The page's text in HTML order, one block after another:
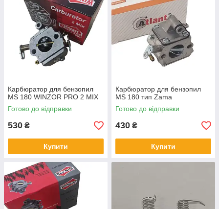
Карбюратор для бензопил
MS 180 WINZOR PRO 2 MIX
Готово до відправки
530 ₴
Купити
Карбюратор для бензопил
MS 180 тип Zama
Готово до відправки
430 ₴
Купити